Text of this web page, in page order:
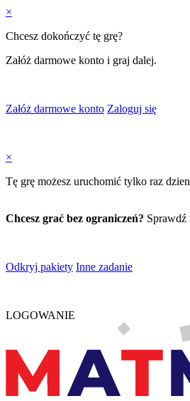
×
Chcesz dokończyć tę grę?
Załóż darmowe konto i graj dalej.
Załóż darmowe konto Zaloguj się
×
Tę grę możesz uruchomić tylko raz
Chcesz grać bez ograniczeń? Sprawdź
Odkryj pakiety Inne zadanie
LOGOWANIE